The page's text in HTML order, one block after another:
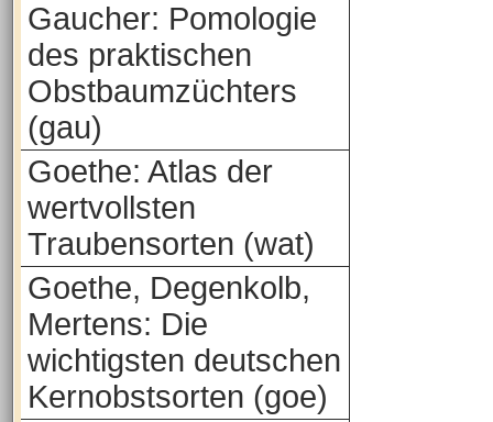
Gaucher: Pomologie
des praktischen
Obstbaumzüchters
(gau)
Goethe: Atlas der
wertvollsten
Traubensorten (wat)
Goethe, Degenkolb,
Mertens: Die
wichtigsten deutschen
Kernobstsorten (goe)